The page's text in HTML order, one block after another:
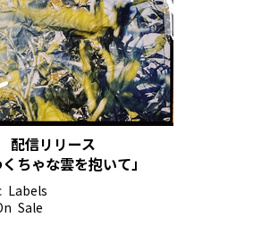
配信リリース
くちゃな雲を抱いて」
Labels
Sale